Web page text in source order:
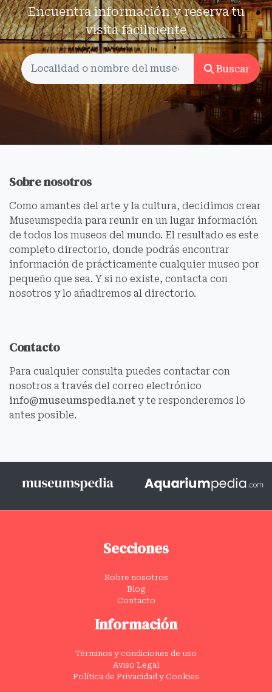
Encuentra información y reserva tu
visita fácilmente
Buscar
Sobre nosotros
Como amantes del arte y la cultura, decidimos crear
Museumspedia para reunir en un lugar información
de todos los museos del mundo. El resultado es este
completo directorio, donde podrás encontrar
información de prácticamente cualquier museo por
pequeño que sea. Y si no existe, contacta con
nosotros y lo añadiremos al directorio.
Contacto
Para cualquier consulta puedes contactar con
nosotros a través del correo electrónico
info@museumspedia.net y te responderemos lo
antes posible.
Secciones
Sobre nosotros
Blog
Contacto
Información
Términos y condiciones de uso
Aviso Legal
Política de Privacidad y Cookies